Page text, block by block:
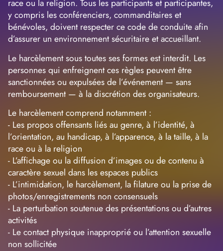
race ou la religion. Tous les participants et participantes,
y compris les conférenciers, commanditaires et
bénévoles, doivent respecter ce code de conduite afin
d’assurer un environnement sécuritaire et accueillant.
Le harcèlement sous toutes ses formes est interdit. Les
personnes qui enfreignent ces règles peuvent être
sanctionnées ou expulsées de l’événement — sans
remboursement — à la discrétion des organisateurs.
Le harcèlement comprend notamment :
- Les propos offensants liés au genre, à l’identité, à
l’orientation, au handicap, à l’apparence, à la taille, à la
race ou à la religion
- L’affichage ou la diffusion d’images ou de contenu à
caractère sexuel dans les espaces publics
- L’intimidation, le harcèlement, la filature ou la prise de
photos/enregistrements non consensuels
- La perturbation soutenue des présentations ou d’autres
activités
- Le contact physique inapproprié ou l’attention sexuelle
non sollicitée